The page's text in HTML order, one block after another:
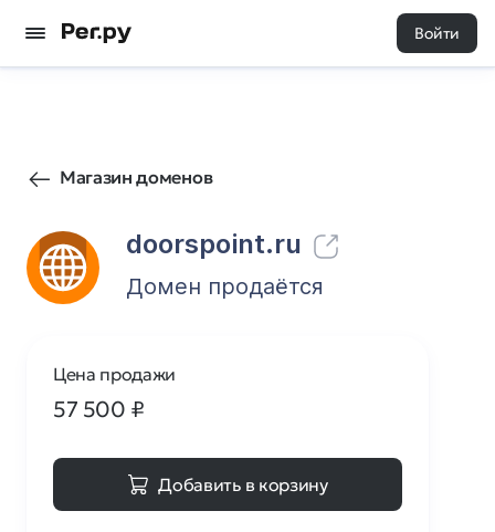
Войти
Магазин доменов
doorspoint.ru
41 0
Домен продаётся
Цена продажи
57 500 ₽
Добавить в корзину